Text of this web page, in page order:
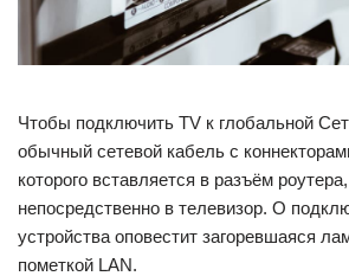
Чтобы подключить TV к глобальной
обычный сетевой кабель с
которого вставляется в разъём
непосредственно в телевизор. О
устройства оповестит загоревшаяся
пометкой LAN.